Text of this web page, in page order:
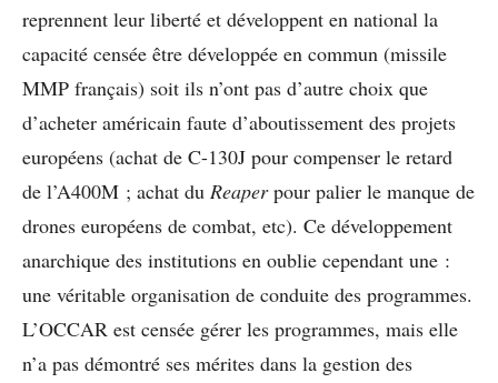
reprennent leur liberté et développent en national la
capacité censée être développée en commun (missile
MMP français) soit ils n’ont pas d’autre choix que
d’acheter américain faute d’aboutissement des projets
européens (achat de C-130J pour compenser le retard
de l’A400M ; achat du Reaperpour palier le manque de
drones européens de combat, etc). Ce développement
anarchique des institutions en oublie cependant une :
une véritable organisation de conduite des programmes.
L’OCCAR est censée gérer les programmes, mais elle
n’a pas démontré ses mérites dans la gestion des